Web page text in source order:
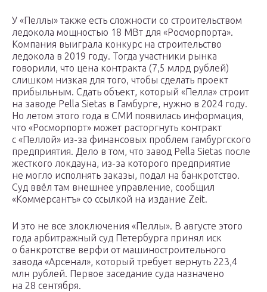
У «Пеллы» также есть сложности со строительством
ледокола мощностью 18 МВт для «Росморпорта».
Компания выиграла конкурс на строительство
ледокола в 2019 году. Тогда участники рынка
говорили, что цена контракта (7,5 млрд рублей)
слишком низкая для того, чтобы сделать проект
прибыльным. Сдать объект, который «Пелла» строит
на заводе Pella Sietas в Гамбурге, нужно в 2024 году.
Но летом этого года в СМИ появилась информация,
что «Росморпорт» может расторгнуть контракт
с «Пеллой» из-за финансовых проблем гамбургского
предприятия. Дело в том, что завод Pella Sietas после
жесткого локдауна, из-за которого предприятие
не могло исполнять заказы, подал на банкротство.
Суд ввёл там внешнее управление, сообщил
«Коммерсантъ» со ссылкой на издание Zeit.
И это не все злоключения «Пеллы». В августе этого
года арбитражный суд Петербурга принял иск
о банкротстве верфи от машиностроительного
завода «Арсенал», который требует вернуть 223,4
млн рублей. Первое заседание суда назначено
на 28 сентября.